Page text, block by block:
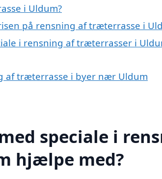
i Uldum?
på rensning af træterrasse i
i rensning af træterrasser i
af træterrasse i byer nær Uldum
speciale i
hjælpe med?